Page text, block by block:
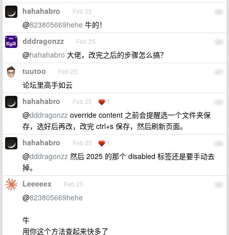
39
hahahabro Feb 25
@823805669hehe 牛的！
40
dddragonzz Feb 25
@hahahabro 大佬，改完之后的步骤怎么搞？
41
tuutoo Feb 25
论坛里高手如云
42
hahahabro Feb 25 1
@dddragonzz override content 之前会提醒选一个文件夹保
存，选好后再改，改完 ctrl+s 保存，然后刷新页面。
43
hahahabro Feb 25 1
@dddragonzz 然后 2025 的那个 disabled 标签还是要手动去
掉。
44
Leeeeex Feb 25
@823805669hehe
牛
用你这个方法查起来快多了